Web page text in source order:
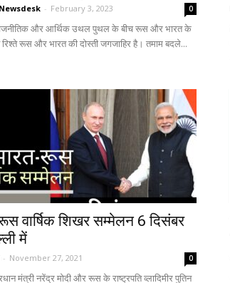
- February 3, 2023 0
और आर्थिक उथल पुथल के बीच रूस और भारत के
रूस और भारत की दोस्ती जगजाहिर है। तमाम बदले...
वार्षिक शिखर सम्मेलन 6 दिसंबर
में
- November 27, 2021 0
मंत्री नरेंद्र मोदी और रूस के राष्ट्रपति व्लादिमीर पुतिन